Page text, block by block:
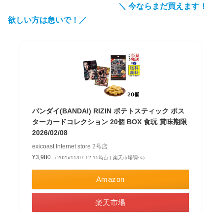
＼ 今ならまだ買えます！
欲しい方は急いで！／
バンダイ(BANDAI) RIZIN ポテトスティック ポス
ターカードコレクション 20個 BOX 食玩 賞味期限
2026/02/08
exicoast Internet store 2号店
¥3,980
（2025/11/07 12:15時点 | 楽天市場調べ）
Amazon
楽天市場